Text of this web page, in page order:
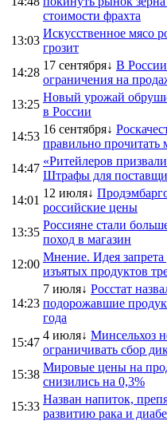
стоимости фрахта
13:03
Искусственное мясо
грозит
14:28
17 сентября↓ В
ограничения на
13:25
Новый урожай
в России
14:53
16 сентября↓
правильно прочитать
14:47
«Ритейлеров
Штрафы для
14:01
12 июля↓
российские цены
13:35
Россияне стали
поход в магазин
12:00
Мнение. Идея
изъятых продуктов
14:23
7 июля↓ Росстат
подорожавшие
года
15:47
4 июля↓ Минсельхоз
ограничивать сбор
15:38
Мировые цены на
снизились на 0,3%
15:33
Назван напиток,
развитию рака и